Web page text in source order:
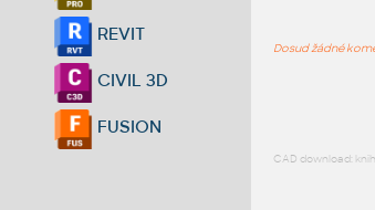
REVIT
CIVIL 3D
FUSION
Dosud žádné
CAD download: